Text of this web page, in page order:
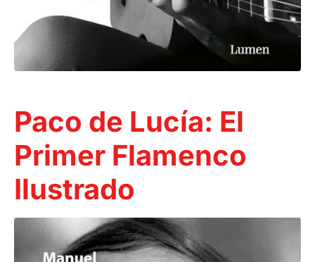
Paco de Lucía: El
Primer Flamenco
Ilustrado